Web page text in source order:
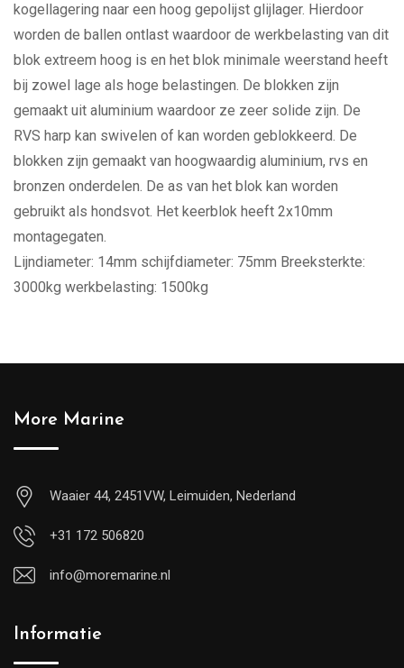
kogellagering naar een hoog gepolijst glijlager. Hierdoor
worden de ballen ontlast waardoor de werkbelasting van dit
blok extreem hoog is en het blok minimale weerstand heeft
bij zowel lage als hoge belastingen. De blokken zijn
gemaakt uit aluminium waardoor ze zeer solide zijn. De
RVS harp kan swivelen of kan worden geblokkeerd. De
blokken zijn gemaakt van hoogwaardig aluminium, rvs en
bronzen onderdelen. De as van het blok kan worden
gebruikt als hondsvot. Het keerblok heeft 2x10mm
montagegaten.
Lijndiameter: 14mm schijfdiameter: 75mm Breeksterkte:
3000kg werkbelasting: 1500kg
More Marine
Waaier 44, 2451VW, Leimuiden, Nederland
+31 172 506820
info@moremarine.nl
Informatie